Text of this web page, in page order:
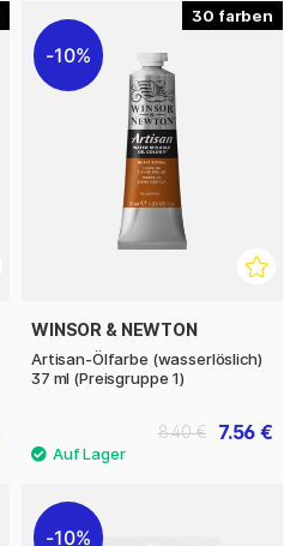
30
10%
WINSOR & NEWTON
Artisan-Ölfarbe (wasserlöslich)
37 ml (Preisgruppe 1)
7.56 €
8.40 €
10%